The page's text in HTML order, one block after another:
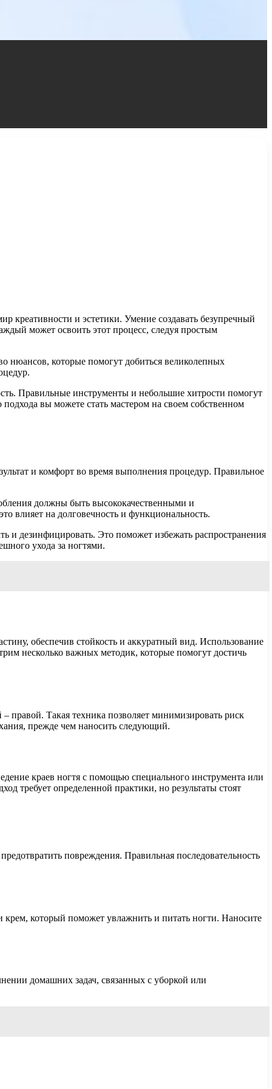
креативности и эстетики. Умение создавать безупречный
может освоить этот процесс, следуя простым
нюансов, которые помогут добиться великолепных
Правильные инструменты и небольшие хитрости помогут
вы можете стать мастером на своем собственном
и комфорт во время выполнения процедур. Правильное
должны быть высококачественными и
влияет на долговечность и функциональность.
и дезинфицировать. Это поможет избежать распространения
ухода за ногтями.
обеспечив стойкость и аккуратный вид. Использование
несколько важных методик, которые помогут достичь
правой. Такая техника позволяет минимизировать риск
прежде чем наносить следующий.
краев ногтя с помощью специального инструмента или
требует определенной практики, но результаты стоят
повреждения. Правильная последовательность
крем, который поможет увлажнить и питать ногти. Наносите
домашних задач, связанных с уборкой или